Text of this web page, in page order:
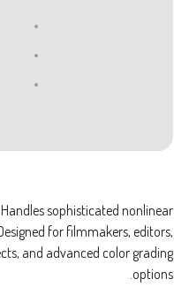
sophisticated nonlinear
for filmmakers, editors,
and advanced color grading
options.